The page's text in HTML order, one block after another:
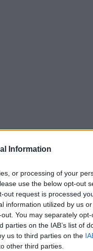
Information
or processing of your
use the below opt-out
out request is processed
information utilized by us
You may separately
on the IAB’s list of
us to third parties on the
other third parties.
vittoria
Hong Kong
avanzare al